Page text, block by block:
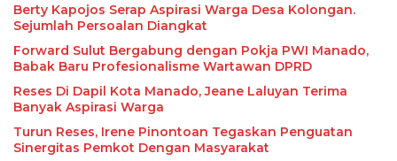
Berty Kapojos Serap Aspirasi Warga Desa Kolongan.
Sejumlah Persoalan Diangkat
Forward Sulut Bergabung dengan Pokja PWI Manado,
Babak Baru Profesionalisme Wartawan DPRD
Reses Di Dapil Kota Manado, Jeane Laluyan Terima
Banyak Aspirasi Warga
Turun Reses, Irene Pinontoan Tegaskan Penguatan
Sinergitas Pemkot Dengan Masyarakat